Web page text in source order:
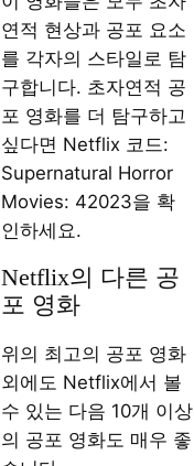
연적 현상과 공포 요소
를 각자의 스타일로 탐
구합니다. 초자연적 공
포 영화를 더 탐구하고
싶다면 Netflix 코드:
Supernatural Horror
Movies: 42023을 확
인하세요.
Netflix의 다른 공
포 영화
위의 최고의 공포 영화
외에도 Netflix에서 볼
수 있는 다음 10개 이상
의 공포 영화도 매우 좋